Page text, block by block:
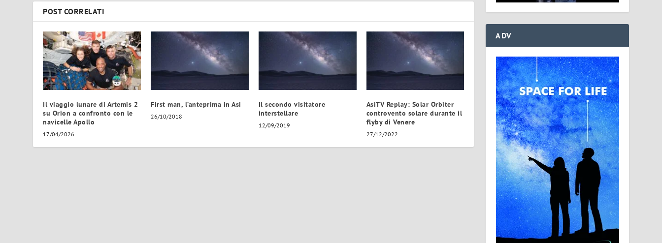
POST CORRELATI
Il viaggio lunare di Artemis 2
su Orion a confronto con le
navicelle Apollo
17/04/2026
First man, l’anteprima in Asi
26/10/2018
Il secondo visitatore
interstellare
12/09/2019
AsiTV Replay: Solar Orbiter
controvento solare durante il
flyby di Venere
27/12/2022
ADV